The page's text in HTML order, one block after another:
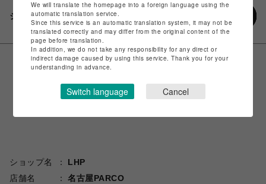
シェアする
ショップ名
LHP
店舗名
名古屋PARCO
We will translate the homepage into a foreign language using the
automatic translation service.
Since this service is an automatic translation system, it may not be
translated correctly and may differ from the original content of the
page before translation.
In addition, we do not take any responsibility for any direct or
indirect damage caused by using this service. Thank you for your
understanding in advance.
Switch language Cancel